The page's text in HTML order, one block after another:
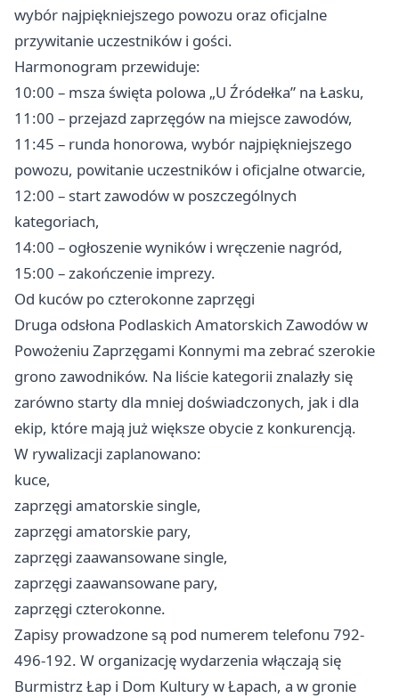
wybór najpiękniejszego powozu oraz oficjalne
przywitanie uczestników i gości.
Harmonogram przewiduje:
10:00 – msza święta polowa „U Źródełka” na Łasku,
11:00 – przejazd zaprzęgów na miejsce zawodów,
11:45 – runda honorowa, wybór najpiękniejszego
powozu, powitanie uczestników i oficjalne otwarcie,
12:00 – start zawodów w poszczególnych
kategoriach,
14:00 – ogłoszenie wyników i wręczenie nagród,
15:00 – zakończenie imprezy.
Od kuców po czterokonne zaprzęgi
Druga odsłona Podlaskich Amatorskich Zawodów w
Powożeniu Zaprzęgami Konnymi ma zebrać szerokie
grono zawodników. Na liście kategorii znalazły się
zarówno starty dla mniej doświadczonych, jak i dla
ekip, które mają już większe obycie z konkurencją.
W rywalizacji zaplanowano:
kuce,
zaprzęgi amatorskie single,
zaprzęgi amatorskie pary,
zaprzęgi zaawansowane single,
zaprzęgi zaawansowane pary,
zaprzęgi czterokonne.
Zapisy prowadzone są pod numerem telefonu 792-
496-192. W organizację wydarzenia włączają się
Burmistrz Łap i Dom Kultury w Łapach, a w gronie